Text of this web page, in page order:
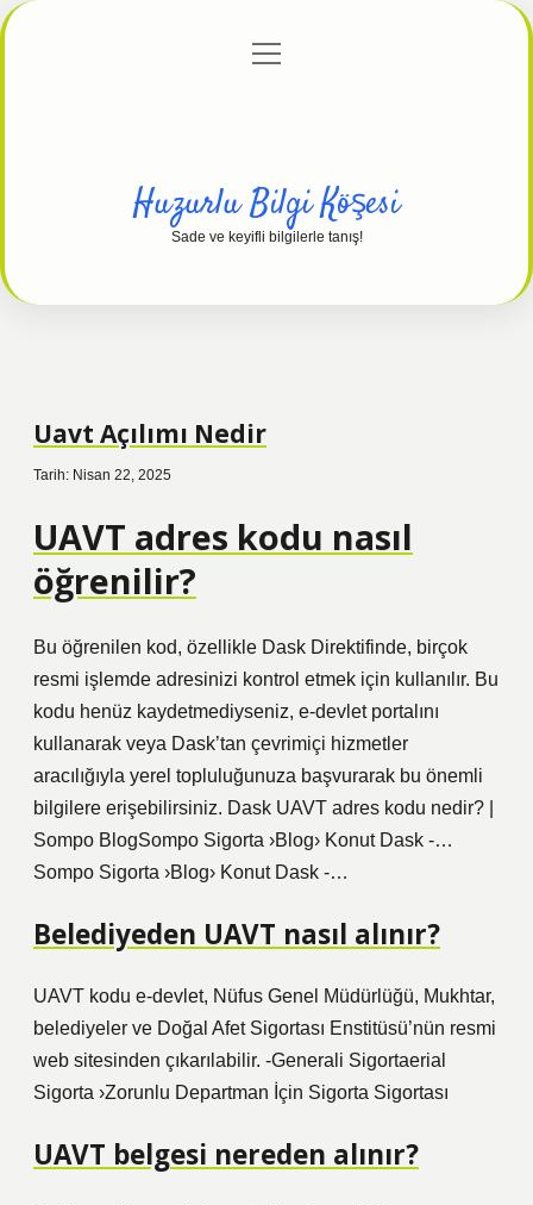
Gizlilik Politikası
menüyü
Huzurlu Bilgi Köşesi
Sade ve keyifli bilgilerle tanış!
Uavt Açılımı Nedir
Tarih: Nisan 22, 2025
UAVT adres kodu nasıl
öğrenilir?
Bu öğrenilen kod, özellikle Dask Direktifinde, birçok
resmi işlemde adresinizi kontrol etmek için kullanılır. Bu
kodu henüz kaydetmediyseniz, e-devlet portalını
kullanarak veya Dask’tan çevrimiçi hizmetler
aracılığıyla yerel topluluğunuza başvurarak bu önemli
bilgilere erişebilirsiniz. Dask UAVT adres kodu nedir? |
Sompo BlogSompo Sigorta ›Blog› Konut Dask -…
Sompo Sigorta ›Blog› Konut Dask -…
Belediyeden UAVT nasıl alınır?
UAVT kodu e-devlet, Nüfus Genel Müdürlüğü, Mukhtar,
belediyeler ve Doğal Afet Sigortası Enstitüsü’nün resmi
web sitesinden çıkarılabilir. -Generali Sigortaerial
Sigorta ›Zorunlu Departman İçin Sigorta Sigortası
UAVT belgesi nereden alınır?